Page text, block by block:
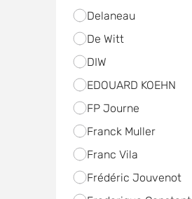
Delaneau
De Witt
DIW
EDOUARD KOEHN
FP Journe
Franck Muller
Franc Vila
Frédéric Jouvenot